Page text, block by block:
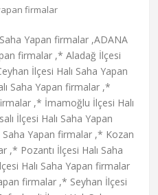
firmalar
İlçesi Halı Saha Yapan firmalar ,* Konyaaltı İlçesi Halı Saha Yapan firmalar ,* Korkuteli İlçesi Halı Saha Yapan firmalar ,* Kumluca İlçesi Halı Saha Yapan firmalar ,* Manavgat İlçesi Halı Saha Yapan firmalar ,* Muratpaşa İlçesi Halı Saha Yapan firmalar ,* Serik İlçesi Halı Saha Yapan firmalar ,ARDAHAN İLİ VE İLÇELERİ Halı Saha Yapan firmalar ,* Çıldır İlçesi Halı Saha Yapan firmalar ,* Damal İlçesi Halı Saha Yapan firmalar ,* Göle İlçesi Halı Saha Yapan firmalar ,* Hanak İlçesi Halı Saha Yapan firmalar ,* Posof İlçesi Halı Saha Yapan firmalar ,ARTVİN İLİ VE İLÇELERİ Halı Saha Yapan firmalar ,* Ardanuç İlçesi Halı Saha Yapan firmalar ,* Arhavi İlçesi Halı Saha Yapan firmalar ,* Borçka İlçesi Halı Saha Yapan firmalar ,* Hopa İlçesi Halı Saha Yapan firmalar ,* Murgul İlçesi Halı Saha Yapan firmalar ,* Şavşat İlçesi Halı Saha Yapan firmalar ,* Yusufeli İlçesi Halı Saha Yapan firmalar ,AYDIN İLİ VE İLÇELERİ Halı Saha Yapan firmalar ,* Bozdoğan İlçesi Halı Saha Yapan firmalar ,* Buharkent İlçesi Halı Saha Yapan firmalar ,* Çine İlçesi Halı Saha Yapan firmalar ,* Didim İlçesi Halı Saha Yapan firmalar ,* Germencik İlçesi Halı Saha Yapan firmalar ,* İncirliova İlçesi Halı Saha Yapan firmalar ,* Karacasu İlçesi Halı Saha Yapan firmalar ,* Karpuzlu İlçesi Halı Saha Yapan firmalar ,* Koçarlı İlçesi Halı Saha Yapan firmalar ,* Köşk İlçesi Halı Saha Yapan firmalar ,* Kuşadası İlçesi Halı Saha Yapan firmalar ,* Kuyucak İlçesi Halı Saha Yapan firmalar ,* Nazilli İlçesi Halı Saha Yapan firmalar ,* Söke İlçesi Halı Saha Yapan firmalar ,* Sultanhisar İlçesi Halı Saha Yapan firmalar ,* Yenipazar İlçesi Halı Saha Yapan firmalar ,BALIKESİR İLİ VE İLÇELERİ Halı Saha Yapan firmalar ,* Ayvalık İlçesi Halı Saha Yapan firmalar ,* Balya İlçesi Halı Saha Yapan firmalar ,* Bandırma İlçesi Halı Saha Yapan firmalar ,* Bigadiç İlçesi Halı Saha Yapan firmalar ,* Burhaniye İlçesi Halı Saha Yapan firmalar ,* Dursunbey İlçesi Halı Saha Yapan firmalar ,* Edremit İlçesi Halı Saha Yapan firmalar ,* Erdek İlçesi Halı Saha Yapan firmalar ,* Gömeç İlçesi Halı Saha Yapan firmalar ,* Gönen İlçesi Halı Saha Yapan firmalar ,* Havran İlçesi Halı Saha Yapan firmalar ,* İvrindi İlçesi Halı Saha Yapan firmalar ,* Kepsut İlçesi Halı Saha Yapan firmalar ,* Manyas İlçesi Halı Saha Yapan firmalar ,* Marmara İlçesi Halı Saha Yapan firmalar ,* Savaştepe İlçesi Halı Saha Yapan firmalar ,* Sındırgı İlçesi Halı Saha Yapan firmalar ,* Susurluk İlçesi Halı Saha Yapan firmalar ,BARTIN İLİ VE İLÇELERİ Halı Saha Yapan firmalar ,* Amasra İlçesi Halı Saha Yapan firmalar ,* Kurucasile İlçesi Halı Saha Yapan firmalar ,* Ulus İlçesi Halı Saha Yapan firmalar ,BATMAN İLİ VE İLÇELERİ Halı Saha Yapan firmalar ,* Beşiri İlçesi Halı Saha Yapan firmalar ,* Gercüş İlçesi Halı Saha Yapan firmalar ,* Hasankeyf İlçesi Halı Saha Yapan firmalar ,* Kozluk İlçesi Halı Saha Yapan firmalar ,* Sason İlçesi Halı Saha Yapan firmalar ,BAYBURT İLİ VE İLÇELERİ Halı Saha Yapan firmalar ,* Aydıntepe İlçesi Halı Saha Yapan firmalar ,* Demirözü İlçesi Halı Saha Yapan firmalar ,BİLECİK İLİ VE İLÇELERİ Halı Saha Yapan firmalar ,* Bozüyük İlçesi Halı Saha Yapan firmalar ,* Gölpazarı İlçesi Halı Saha Yapan firmalar ,* İnhisar İlçesi Halı Saha Yapan firmalar ,* Osmaneli İlçesi Halı Saha Yapan firmalar ,* Pazaryeri İlçesi Halı Saha Yapan firmalar ,* Söğüt İlçesi Halı Saha Yapan firmalar ,* Yenipazar İlçesi Halı Saha Yapan firmalar ,BİNGÖL İLİ VE İLÇELERİ Halı Saha Yapan firmalar ,* Adaklı İlçesi Halı Saha Yapan firmalar ,* Genç İlçesi Halı Saha Yapan firmalar ,* Karlıova İlçesi Halı Saha Yapan firmalar ,* Kığı İlçesi Halı Saha Yapan firmalar ,* Solhan İlçesi Halı Saha Yapan firmalar ,* Yayladere İlçesi Halı Saha Yapan firmalar ,* Yedisu İlçesi Halı Saha Yapan firmalar ,BİTLİS İLİ VE İLÇELERİ Halı Saha Yapan firmalar ,* Adilcevaz İlçesi Halı Saha Yapan firmalar ,* Ahlat İlçesi Halı Saha Yapan firmalar ,* Güroymak İlçesi Halı Saha Yapan firmalar ,* Hizan İlçesi Halı Saha Yapan firmalar ,* Mutki İlçesi Halı Saha Yapan firmalar ,* Tatvan İlçesi Halı Saha Yapan firmalar ,BOLU İLİ VE İLÇELERİ Halı Saha Yapan firmalar ,* Dörtdivan İlçesi Halı Saha Yapan firmalar ,* Gerede İlçesi Halı Saha Yapan firmalar ,* Göynük İlçesi Halı Saha Yapan firmalar ,* Kıbrısçık İlçesi Halı Saha Yapan firmalar ,* Mengen İlçesi Halı Saha Yapan firmalar ,* Mudurnu İlçesi Halı Saha Yapan firmalar ,* Seben İlçesi Halı Saha Yapan firmalar ,* Yeniçağa İlçesi Halı Saha Yapan firmalar ,BURDUR İLİ VE İLÇELERİ Halı Saha Yapan firmalar ,* Ağlasun İlçesi Halı Saha Yapan firmalar ,* Altınyayla İlçesi Halı Saha Yapan firmalar ,* Bucak İlçesi Halı Saha Yapan firmalar ,* Çavdır İlçesi Halı Saha Yapan firmalar ,* Çeltikçi İlçesi Halı Saha Yapan firmalar ,* Gölhisar İlçesi Halı Saha Yapan firmalar ,* Karamanlı İlçesi Halı Saha Yapan firmalar ,* Kemer İlçesi Halı Saha Yapan firmalar ,* Tefenni